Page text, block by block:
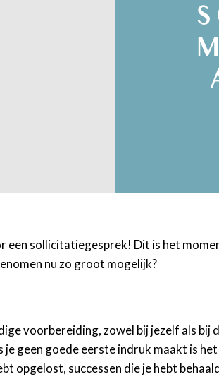
een sollicitatiegesprek! Dit is het
nu zo groot mogelijk?
voorbereiding, zowel bij jezelf als bij
geen goede eerste indruk maakt is
opgelost, successen die je hebt